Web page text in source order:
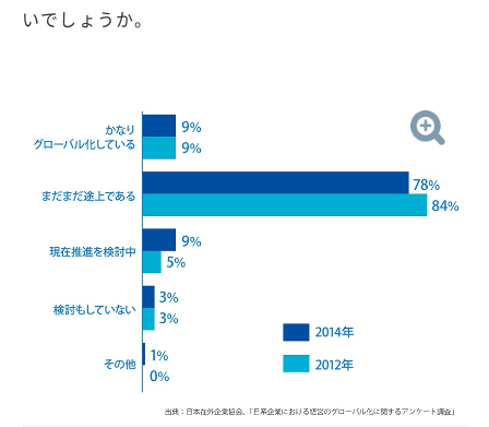
いでしょうか。